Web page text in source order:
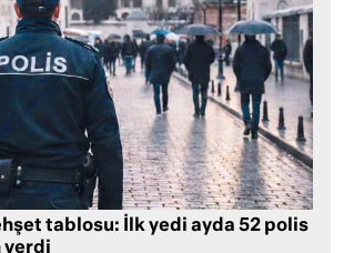
tablosu: İlk yedi ayda 52 polis
verdi